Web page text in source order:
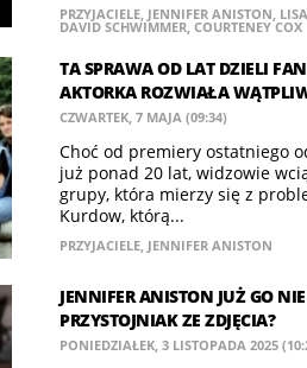
PRZYJACIELE, JENNIFER ANISTON,
DAVID SCHWIMMER, COURTENEY COX
TA SPRAWA OD LAT DZIELI
AKTORKA ROZWIAŁA
CZWARTEK, 7 MAJA (09:34)
Choć od premiery ostatniego
już ponad 20 lat, widzowie
grupy, która mierzy się z
Kurdow, którą...
PRZYJACIELE, JENNIFER ANISTON
JENNIFER ANISTON JUŻ GO
PRZYSTOJNIAK ZE ZDJĘCIA?
PONIEDZIAŁEK, 3 LISTOPADA 2025